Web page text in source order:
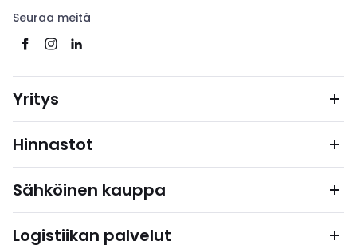
Seuraa meitä
Yritys
Hinnastot
Sähköinen kauppa
Logistiikan palvelut